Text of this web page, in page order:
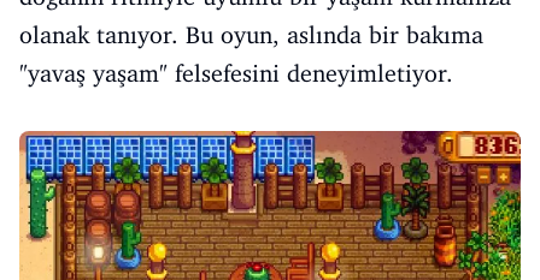
olanak tanıyor. Bu oyun, aslında bir bakıma
"yavaş yaşam" felsefesini deneyimletiyor.